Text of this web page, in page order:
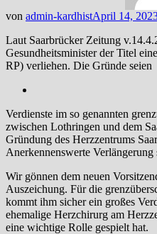
von admin-kardhistApril 14,
Laut Saarbrücker Zeitung
Gesundheitsminister der Titel
RP) verliehen. Die Gründe seien
Verdienste im so genannten
zwischen Lothringen und dem
Gründung des Herzzentrums
Anerkennenswerte
Wir gönnen dem neuen
Auszeichung. Für die
kommt ihm sicher ein großes
ehemalige Herzchirurg am
eine wichtige Rolle gespielt hat.